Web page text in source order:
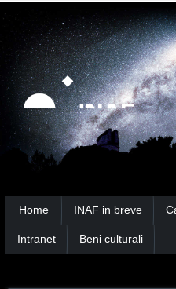
Strumenti
personali
Salta
contenuti.
|
Salta
alla
navigazione
Ricerca
avanzata…
Home INAF in breve
Intranet Beni culturali